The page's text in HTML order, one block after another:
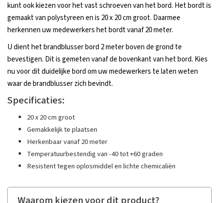
kunt ook kiezen voor het vast schroeven van het bord. Het bordt is
gemaakt van polystyreen en is 20 x 20 cm groot. Daarmee
herkennen uw medewerkers het bordt vanaf 20 meter.
U dient het brandblusser bord 2 meter boven de grond te
bevestigen. Dit is gemeten vanaf de bovenkant van het bord. Kies
nu voor dit duidelijke bord om uw medewerkers te laten weten
waar de brandblusser zich bevindt.
Specificaties:
20 x 20 cm groot
Gemakkelijk te plaatsen
Herkenbaar vanaf 20 meter
Temperatuurbestendig van -40 tot +60 graden
Resistent tegen oplosmiddel en lichte chemicaliën